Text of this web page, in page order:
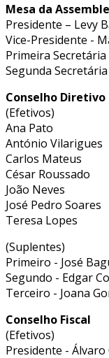
Mesa da
Presidente – Levy
Vice-Presidente -
Primeira
Segunda
Conselho Diretivo
(Efetivos)
Ana Pato
António Vilarigues
Carlos Mateus
César Roussado
João Neves
José Pedro Soares
Teresa Lopes
(Suplentes)
Primeiro - José
Segundo - Edgar
Terceiro - Joana
Conselho Fiscal
(Efetivos)
Presidente -